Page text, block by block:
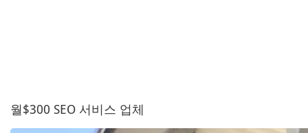
월$300 SEO 서비스 업체